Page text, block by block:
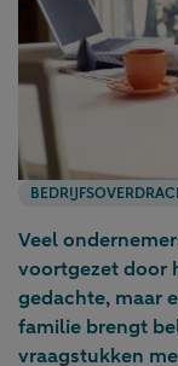
Veel
voortgezet door
gedachte, maar
familie brengt
vraagstukken